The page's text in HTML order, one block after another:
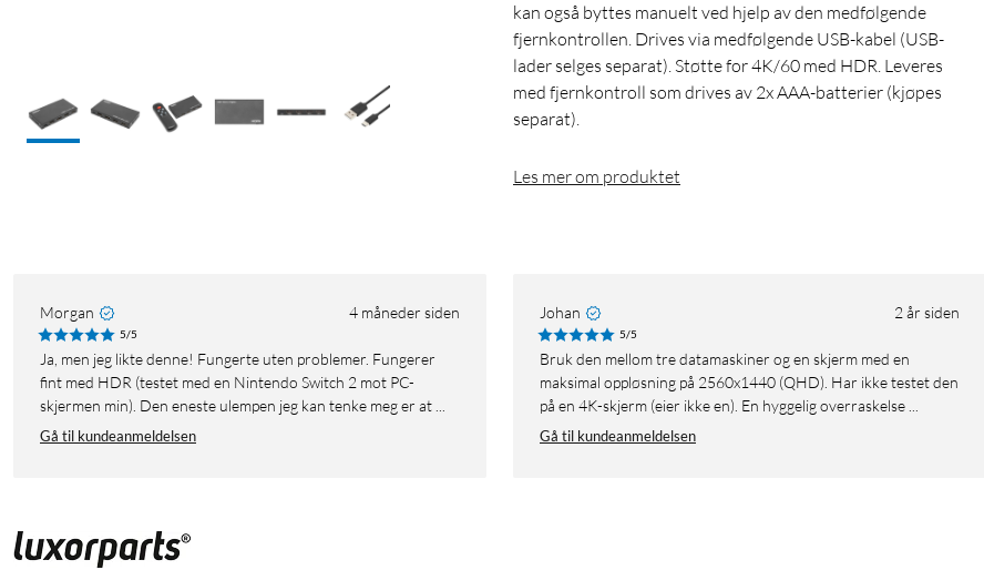
kan også byttes manuelt ved hjelp av den medfølgende
fjernkontrollen. Drives via medfølgende USB-kabel (USB-
lader selges separat). Støtte for 4K/60 med HDR. Leveres
med fjernkontroll som drives av 2x AAA-batterier (kjøpes
separat).
Les mer om produktet
Morgan 4 måneder siden
5/5
Ja, men jeg likte denne! Fungerte uten problemer. Fungerer
fint med HDR (testet med en Nintendo Switch 2 mot PC-
skjermen min). Den eneste ulempen jeg kan tenke meg er at ...
Gå til kundeanmeldelsen
Johan 2 år siden
5/5
Bruk den mellom tre datamaskiner og en skjerm med en
maksimal oppløsning på 2560x1440 (QHD). Har ikke testet den
på en 4K-skjerm (eier ikke en). En hyggelig overraskelse ...
Gå til kundeanmeldelsen